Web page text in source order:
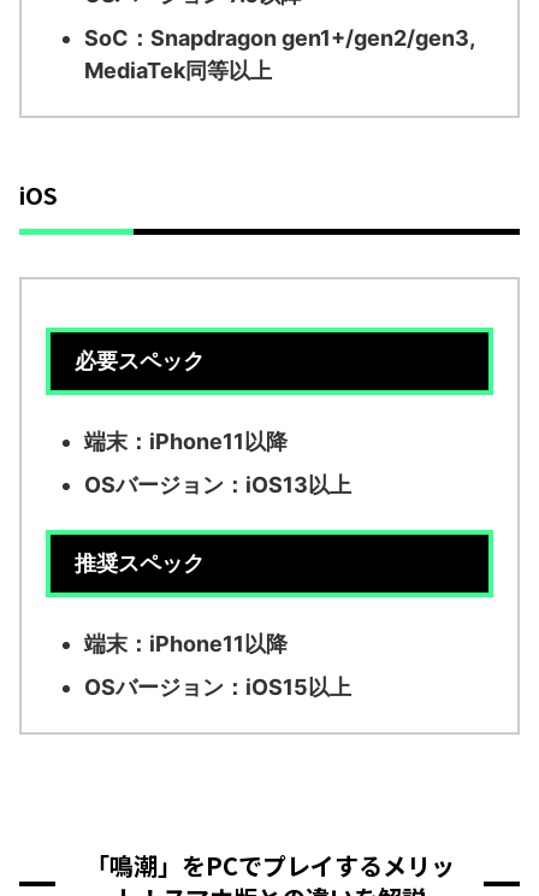
SoC：Snapdragon gen1+/gen2/gen3,
MediaTek同等以上
iOS
必要スペック
端末：iPhone11以降
OSバージョン：iOS13以上
推奨スペック
端末：iPhone11以降
OSバージョン：iOS15以上
「鳴潮」をPCでプレイするメリッ